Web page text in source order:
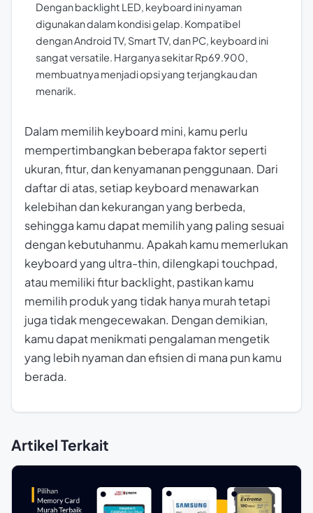
Dengan backlight LED, keyboard ini nyaman
digunakan dalam kondisi gelap. Kompatibel
dengan Android TV, Smart TV, dan PC, keyboard ini
sangat versatile. Harganya sekitar Rp69.900,
membuatnya menjadi opsi yang terjangkau dan
menarik.
Dalam memilih keyboard mini, kamu perlu
mempertimbangkan beberapa faktor seperti
ukuran, fitur, dan kenyamanan penggunaan. Dari
daftar di atas, setiap keyboard menawarkan
kelebihan dan kekurangan yang berbeda,
sehingga kamu dapat memilih yang paling sesuai
dengan kebutuhanmu. Apakah kamu memerlukan
keyboard yang ultra-thin, dilengkapi touchpad,
atau memiliki fitur backlight, pastikan kamu
memilih produk yang tidak hanya murah tetapi
juga tidak mengecewakan. Dengan demikian,
kamu dapat menikmati pengalaman mengetik
yang lebih nyaman dan efisien di mana pun kamu
berada.
Artikel Terkait